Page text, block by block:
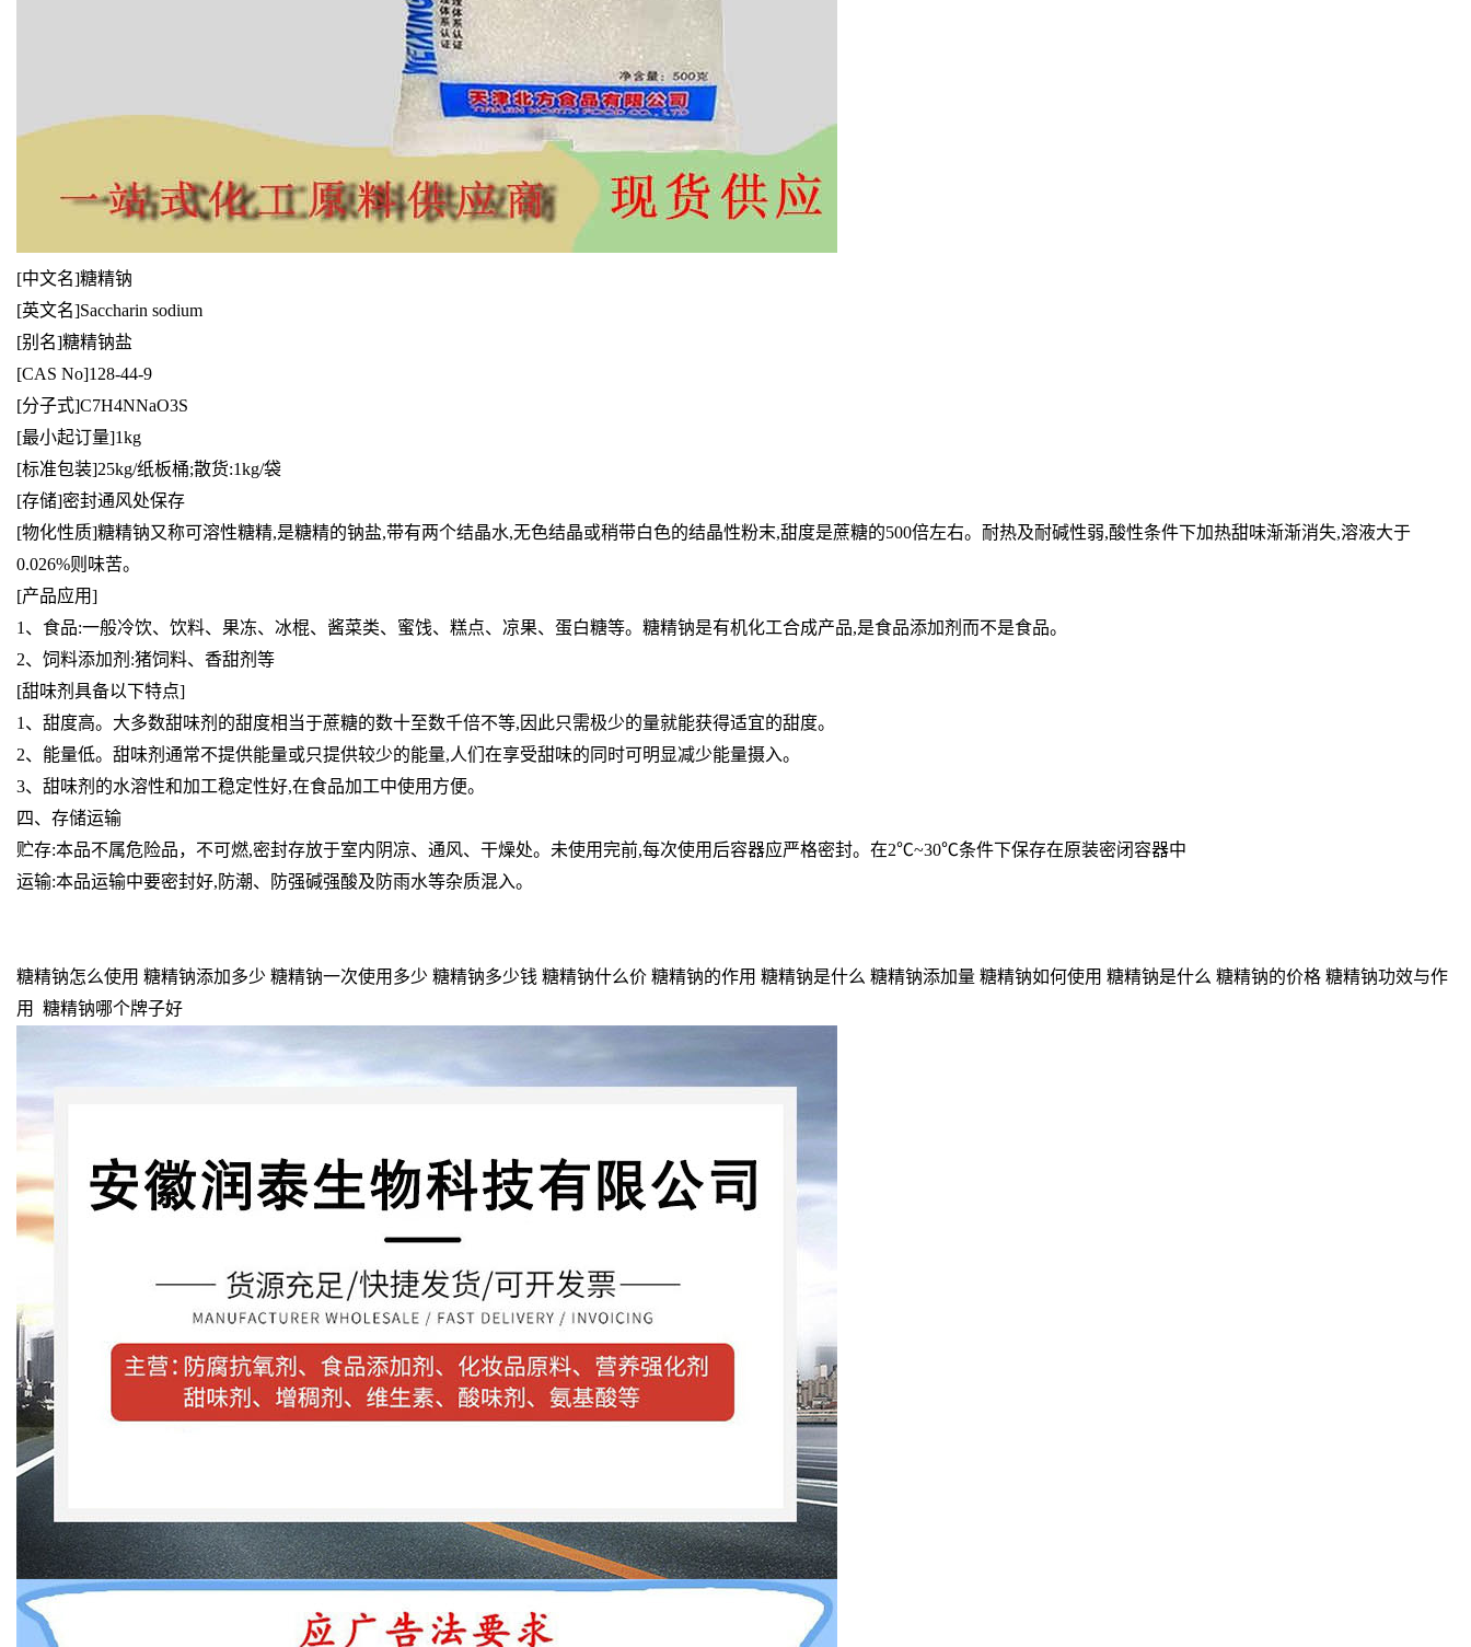
[中文名]糖精钠
[英文名]Saccharin sodium
[别名]糖精钠盐
[CAS No]128-44-9
[分子式]C7H4NNaO3S
[最小起订量]1kg
[标准包装]25kg/纸板桶;散货:1kg/袋
[存储]密封通风处保存
[物化性质]糖精钠又称可溶性糖精,是糖精的钠盐,带有两个结晶水,无色结晶或稍带白色的结晶性粉末,甜度是蔗糖的500倍左右。耐热及耐碱性弱,酸性条件下加热甜味渐渐消失,溶液大于
0.026%则味苦。
[产品应用]
1、食品:一般冷饮、饮料、果冻、冰棍、酱菜类、蜜饯、糕点、凉果、蛋白糖等。糖精钠是有机化工合成产品,是食品添加剂而不是食品。
2、饲料添加剂:猪饲料、香甜剂等
[甜味剂具备以下特点]
1、甜度高。大多数甜味剂的甜度相当于蔗糖的数十至数千倍不等,因此只需极少的量就能获得适宜的甜度。
2、能量低。甜味剂通常不提供能量或只提供较少的能量,人们在享受甜味的同时可明显减少能量摄入。
3、甜味剂的水溶性和加工稳定性好,在食品加工中使用方便。
四、存储运输
贮存:本品不属危险品，不可燃,密封存放于室内阴凉、通风、干燥处。未使用完前,每次使用后容器应严格密封。在2℃~30℃条件下保存在原装密闭容器中
运输:本品运输中要密封好,防潮、防强碱强酸及防雨水等杂质混入。
糖精钠怎么使用 糖精钠添加多少 糖精钠一次使用多少 糖精钠多少钱 糖精钠什么价 糖精钠的作用 糖精钠是什么 糖精钠添加量 糖精钠如何使用 糖精钠是什么 糖精钠的价格 糖精钠功效与作
用 糖精钠哪个牌子好